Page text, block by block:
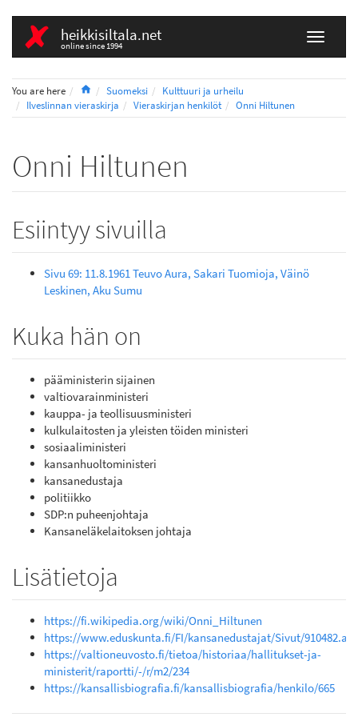
heikkisiltala.net
online since 1994
You are here HomeSuomeksi
Kulttuuri ja urheilu
Ilveslinnan vieraskirja
Vieraskirjan henkilöt Onni Hiltunen
Onni Hiltunen
Esiintyy sivuilla
Sivu 69: 11.8.1961 Teuvo Aura, Sakari Tuomioja, Väinö
Leskinen, Aku Sumu
Kuka hän on
pääministerin sijainen
valtiovarainministeri
kauppa- ja teollisuusministeri
kulkulaitosten ja yleisten töiden ministeri
sosiaaliministeri
kansanhuoltoministeri
kansanedustaja
politiikko
SDP:n puheenjohtaja
Kansaneläkelaitoksen johtaja
Lisätietoja
https://fi.wikipedia.org/wiki/Onni_Hiltunen
https://www.eduskunta.fi/FI/kansanedustajat/Sivut/
https://valtioneuvosto.fi/tietoa/historiaa/hallitukset-ja-
ministerit/raportti/-/r/m2/234
https://kansallisbiografia.fi/kansallisbiografia/henkilo/665